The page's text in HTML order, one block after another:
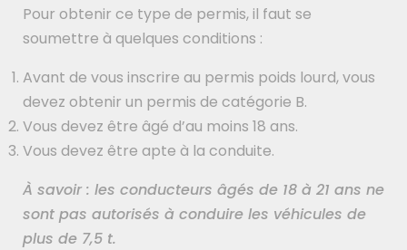
Pour obtenir ce type de permis, il faut se
soumettre à quelques conditions :
Avant de vous inscrire au permis poids lourd, vous
devez obtenir un permis de catégorie B.
Vous devez être âgé d’au moins 18 ans.
Vous devez être apte à la conduite.
À savoir : les conducteurs âgés de 18 à 21 ans ne
sont pas autorisés à conduire les véhicules de
plus de 7,5 t.